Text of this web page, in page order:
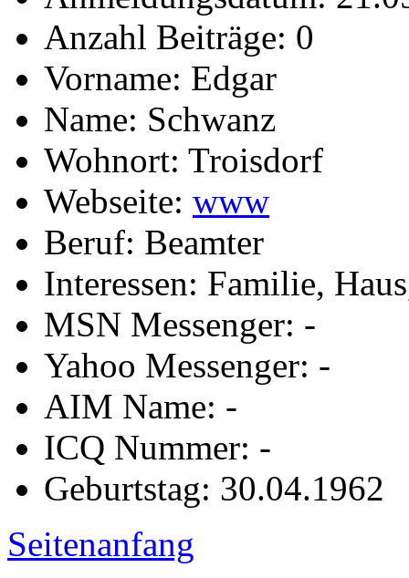
Anzahl Beiträge: 0
Vorname: Edgar
Name: Schwanz
Wohnort: Troisdorf
Webseite: www
Beruf: Beamter
Interessen: Familie,
MSN Messenger: -
Yahoo Messenger: -
AIM Name: -
ICQ Nummer: -
Geburtstag: 30.04.1962
Seitenanfang